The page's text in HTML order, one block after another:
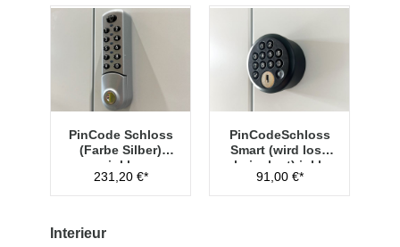
PinCode Schloss
(Farbe Silber)
inkl.
Hauptschlüssel
Typ 1
231,20 €*
PinCodeSchloss
Smart (wird lose
beigelegt) inkl.
Managementschl
üssel
91,00 €*
Interieur